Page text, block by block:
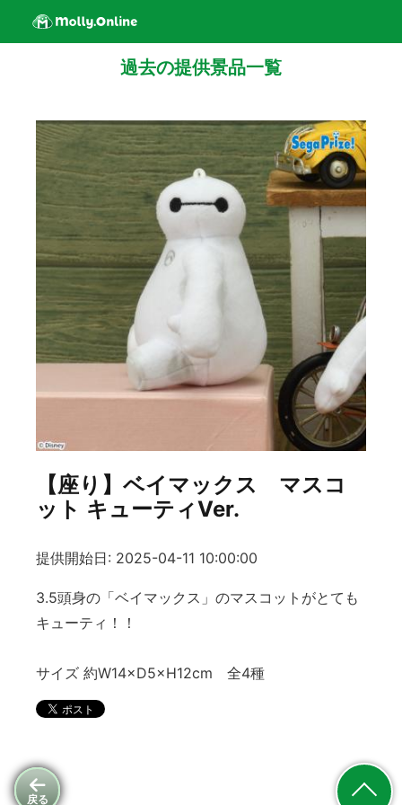
戻る
過去の提供景品一覧
【座り】ベイマックス マスコ
ット キューティVer.
提供開始日: 2025-04-11 10:00:00
3.5頭身の「ベイマックス」のマスコットがとても
キューティ！！
サイズ 約W14×D5×H12cm 全4種